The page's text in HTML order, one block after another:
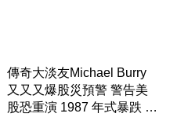
傳奇大淡友Michael Burry
又又又爆股災預警 警告美
股恐重演 1987 年式暴跌 企